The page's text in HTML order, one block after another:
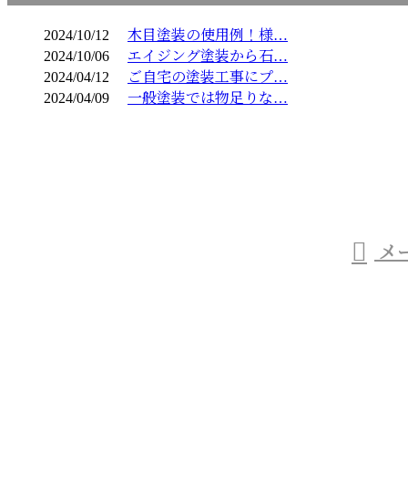
2024/10/12
木目塗装の使用例！様…
2024/10/06
エイジング塗装から石…
2024/04/12
ご自宅の塗装工事にプ…
2024/04/09
一般塗装では物足りな…
メ